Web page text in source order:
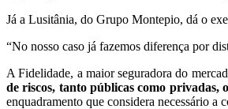
Já a Lusitânia, do Grupo Montepio, dá o
“No nosso caso já fazemos diferença por
A Fidelidade, a maior seguradora do
de riscos, tanto públicas como privadas,
enquadramento que considera necessário a